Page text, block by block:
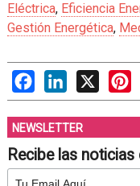
Eléctrica, Eficiencia
Gestión Energética,
FacebookLinkedIn
NEWSLETTER
Recibe las